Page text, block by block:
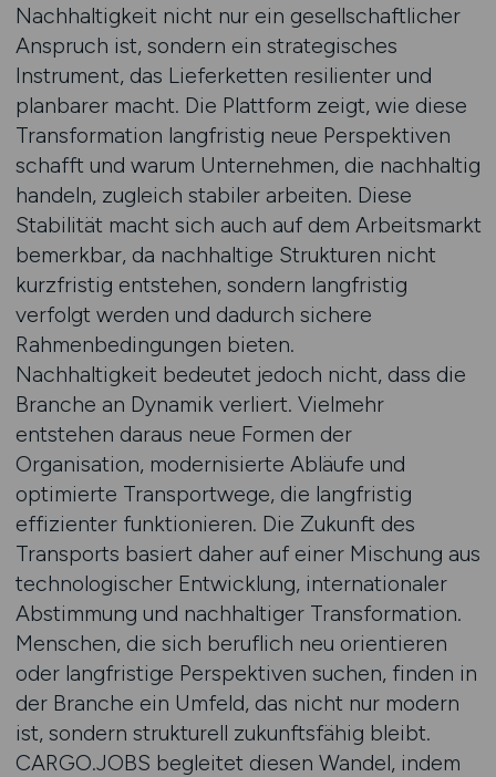
Nachhaltigkeit nicht nur ein gesellschaftlicher
Anspruch ist, sondern ein strategisches
Instrument, das Lieferketten resilienter und
planbarer macht. Die Plattform zeigt, wie diese
Transformation langfristig neue Perspektiven
schafft und warum Unternehmen, die nachhaltig
handeln, zugleich stabiler arbeiten. Diese
Stabilität macht sich auch auf dem Arbeitsmarkt
bemerkbar, da nachhaltige Strukturen nicht
kurzfristig entstehen, sondern langfristig
verfolgt werden und dadurch sichere
Rahmenbedingungen bieten.
Nachhaltigkeit bedeutet jedoch nicht, dass die
Branche an Dynamik verliert. Vielmehr
entstehen daraus neue Formen der
Organisation, modernisierte Abläufe und
optimierte Transportwege, die langfristig
effizienter funktionieren. Die Zukunft des
Transports basiert daher auf einer Mischung aus
technologischer Entwicklung, internationaler
Abstimmung und nachhaltiger Transformation.
Menschen, die sich beruflich neu orientieren
oder langfristige Perspektiven suchen, finden in
der Branche ein Umfeld, das nicht nur modern
ist, sondern strukturell zukunftsfähig bleibt.
CARGO.JOBS begleitet diesen Wandel, indem